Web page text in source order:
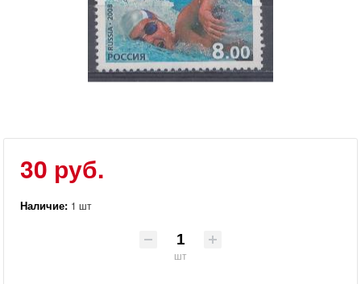
30 руб.
Наличие: 1 шт
шт